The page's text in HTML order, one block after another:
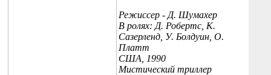
Режиссер - Д. Шумахер
В ролях: Д. Робертс, К.
Сазерленд, У. Болдуин, О.
Платт
США, 1990
Мистический триллер